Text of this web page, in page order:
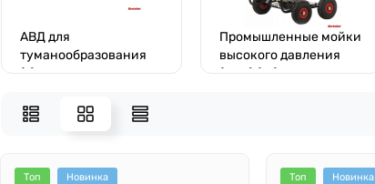
АВД для
туманообразования
(6)
Промышленные мойки
высокого давления
(АВД) (21)
Топ Новинка Топ Новинка